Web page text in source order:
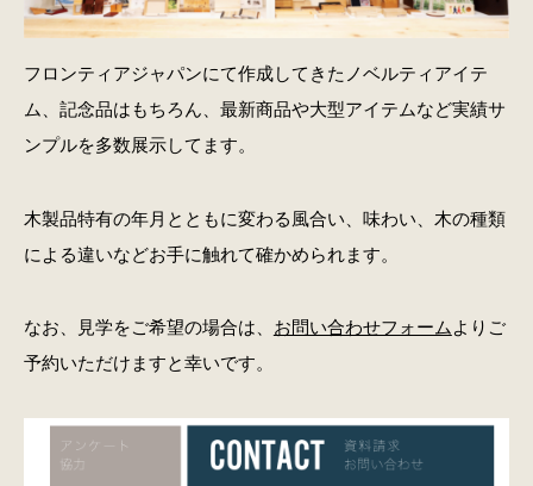
フロンティアジャパンにて作成してきたノベルティアイテ
ム、記念品はもちろん、最新商品や大型アイテムなど実績サ
ンプルを多数展示してます。
木製品特有の年月とともに変わる風合い、味わい、木の種類
による違いなどお手に触れて確かめられます。
なお、見学をご希望の場合は、 お問い合わせフォーム よりご
予約いただけますと幸いです。